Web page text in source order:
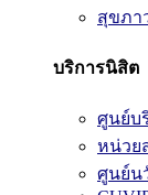
สุขภา
บริการนิสิต
ศูนย์บ
หน่วย
ศูนย์น